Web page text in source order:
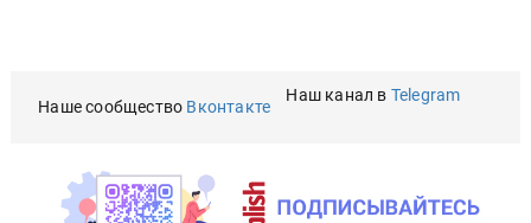
Наше сообщество Вконтакте
Наш канал в Telegram